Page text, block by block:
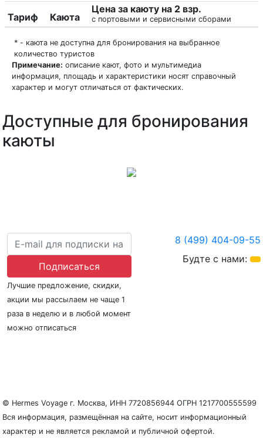
Тариф Каюта
Цена за каюту на 2 взр.
с портовыми и сервисными сборами
* - каюта не доступна для бронирования на выбранное
количество туристов
Примечание: описание кают, фото и мультимедиа
информация, площадь и характеристики носят справочный
характер и могут отличаться от фактических.
Доступные для бронирования
каюты
© Hermes Voyage г. Москва, ИНН 7720856944 ОГРН 1217700555599
Вся информация, размещённая на сайте, носит информационный
характер и не является рекламой и публичной офертой.
Подписаться
Лучшие предложение, скидки,
акции мы рассылаем не чаще 1
раза в неделю и в любой момент
можно отписаться
8 (499) 404-09-55
Будте с нами: